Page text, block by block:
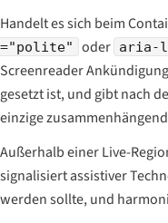
Handelt es sich beim
="polite"
oder aria-
Screenreader
gesetzt ist, und gibt nach
einzige
Außerhalb einer Live-
signalisiert assistiver
werden sollte, und